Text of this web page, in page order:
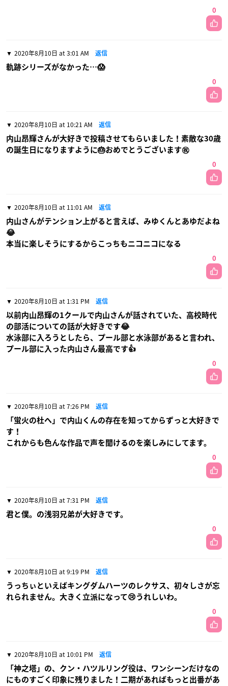
0
2020年8月10日 at 3:01 AM 返信
軌跡シリーズがなかった…😱
0
2020年8月10日 at 10:21 AM 返信
内山昂輝さんが大好きで投稿させてもらいました！素敵な30歳
の誕生日になりますように🎂おめでとうございます㊗️
0
2020年8月10日 at 11:01 AM 返信
内山さんがテンション上がると言えば、みゆくんとあゆだよね
😂
本当に楽しそうにするからこっちもニコニコになる
0
2020年8月10日 at 1:31 PM 返信
以前内山昂輝の1クールで内山さんが話されていた、高校時代
の部活についての話が大好きです😂
水泳部に入ろうとしたら、プール部と水泳部があると言われ、
プール部に入った内山さん最高です👍
0
2020年8月10日 at 7:26 PM 返信
「蛍火の杜へ」で内山くんの存在を知ってからずっと大好きで
す！
これからも色んな作品で声を聞けるのを楽しみにしてます。
0
2020年8月10日 at 7:31 PM 返信
君と僕。の浅羽兄弟が大好きです。
0
2020年8月10日 at 9:19 PM 返信
うっちぃといえばキングダムハーツのレクサス、初々しさが忘
れられません。大きく立派になって😢うれしいわ。
0
2020年8月10日 at 10:01 PM 返信
「神之塔」の、クン・ハツルリング役は、ワンシーンだけなの
にものすごく印象に残りました！二期があればもっと出番があ